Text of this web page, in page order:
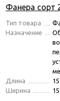
Фанера
Тип товара
Назначение
Длина
Ширина